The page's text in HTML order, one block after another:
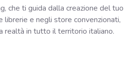
che ti guida dalla creazione del tuo
librerie e negli store convenzionati,
realtà in tutto il territorio italiano.